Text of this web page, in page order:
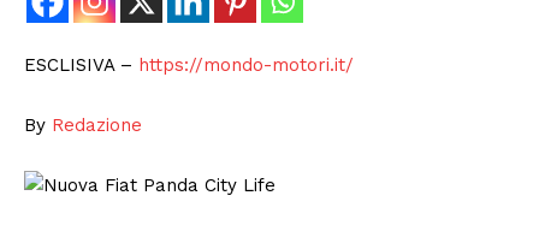
ESCLISIVA – https://mondo-motori.it/
By Redazione